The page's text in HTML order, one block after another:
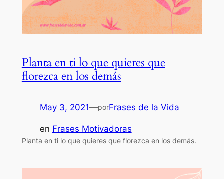
Planta en ti lo que quieres que
florezca en los demás
May 3, 2021—porFrases de la Vida
en Frases Motivadoras
Planta en ti lo que quieres que florezca en los demás.